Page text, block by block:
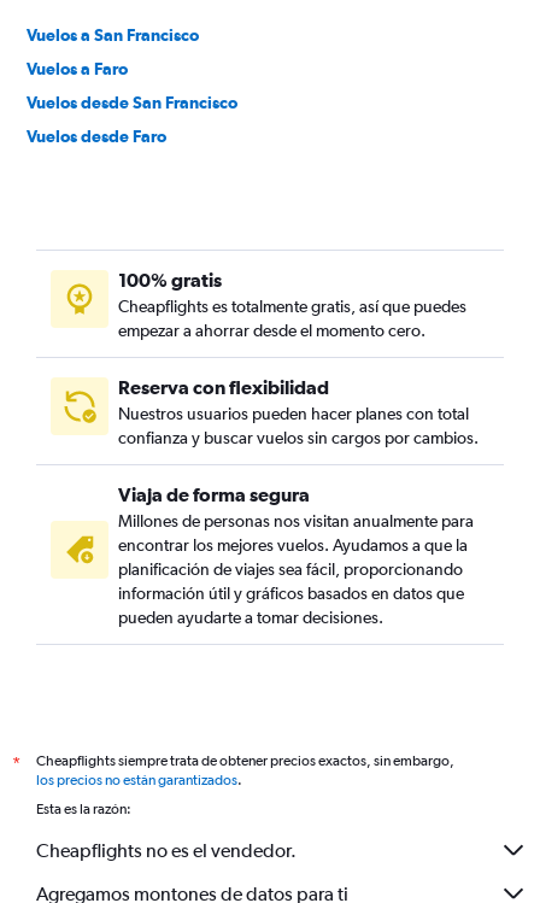
Vuelos a San Francisco
Vuelos a Faro
Vuelos desde San Francisco
Vuelos desde Faro
100% gratis
Cheapflights es totalmente gratis, así que puedes
empezar a ahorrar desde el momento cero.
Reserva con flexibilidad
Nuestros usuarios pueden hacer planes con total
confianza y buscar vuelos sin cargos por cambios.
Viaja de forma segura
Millones de personas nos visitan anualmente para
encontrar los mejores vuelos. Ayudamos a que la
planificación de viajes sea fácil, proporcionando
información útil y gráficos basados en datos que
pueden ayudarte a tomar decisiones.
*
Cheapflights siempre trata de obtener precios exactos, sin embargo,
los precios no están garantizados.
Esta es la razón:
Cheapflights no es el vendedor.
Agregamos montones de datos para ti